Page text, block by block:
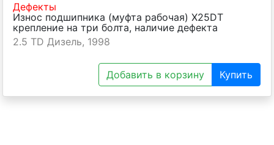
Дефекты
Износ подшипника (муфта рабочая) X25DT
крепление на три болта, наличие дефекта
2.5 TD Дизель, 1998
Добавить в корзину Купить